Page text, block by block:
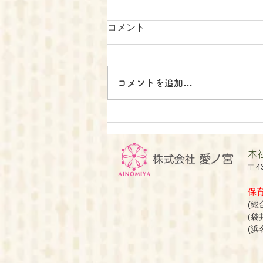
保育園の入園状況更新
コメント
コメントを追加…
本
〒
保
(総
(袋
(浜